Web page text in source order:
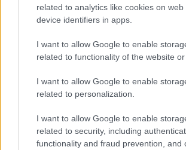
related to analytics like cookies on web
device identifiers in apps.
I want to allow Google to enable
related to functionality of the website or
I want to allow Google to enable
related to personalization.
I want to allow Google to enable
related to security, including
functionality and fraud prevention, and
HÍRLEVÉL
E-mail cím